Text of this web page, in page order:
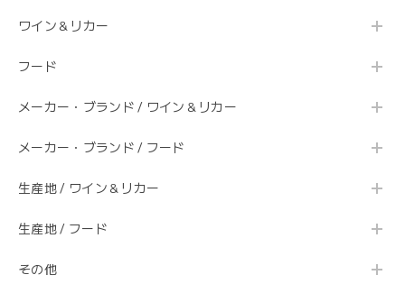
ワイン＆リカー
フード
メーカー・ブランド / ワイン＆リカー
メーカー・ブランド / フード
生産地 / ワイン＆リカー
生産地 / フード
その他